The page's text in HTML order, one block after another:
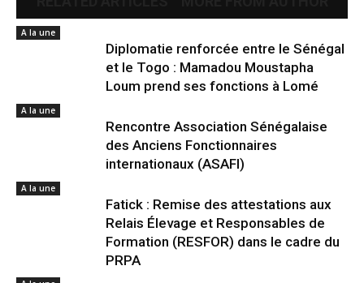
A la une
Diplomatie renforcée entre le Sénégal
et le Togo : Mamadou Moustapha
Loum prend ses fonctions à Lomé
A la une
Rencontre Association Sénégalaise
des Anciens Fonctionnaires
internationaux (ASAFI)
A la une
Fatick : Remise des attestations aux
Relais Élevage et Responsables de
Formation (RESFOR) dans le cadre du
PRPA